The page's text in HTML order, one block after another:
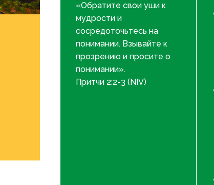
«Обратите свои уши к
мудрости и
сосредоточьтесь на
понимании. Взывайте к
прозрению и просите о
понимании».
Притчи 2:2-3 (NIV)